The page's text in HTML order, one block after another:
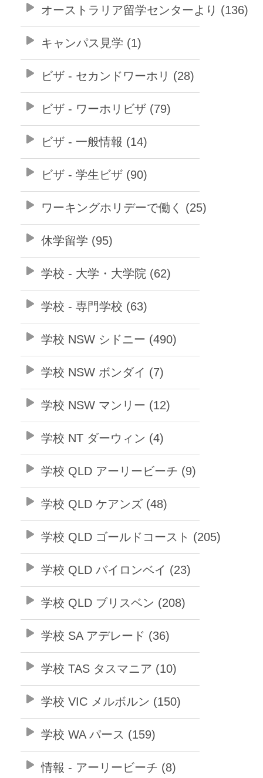
オーストラリア留学センターより (136)
キャンパス見学 (1)
ビザ - セカンドワーホリ (28)
ビザ - ワーホリビザ (79)
ビザ - 一般情報 (14)
ビザ - 学生ビザ (90)
ワーキングホリデーで働く (25)
休学留学 (95)
学校 - 大学・大学院 (62)
学校 - 専門学校 (63)
学校 NSW シドニー (490)
学校 NSW ボンダイ (7)
学校 NSW マンリー (12)
学校 NT ダーウィン (4)
学校 QLD アーリービーチ (9)
学校 QLD ケアンズ (48)
学校 QLD ゴールドコースト (205)
学校 QLD バイロンベイ (23)
学校 QLD ブリスベン (208)
学校 SA アデレード (36)
学校 TAS タスマニア (10)
学校 VIC メルボルン (150)
学校 WA パース (159)
情報 - アーリービーチ (8)